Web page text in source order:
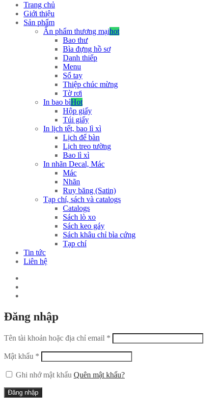
Trang chủ
Giới thiệu
Sản phẩm
Ấn phẩm thương mạihot
Bao thư
Bìa đựng hồ sơ
Danh thiếp
Menu
Sổ tay
Thiệp chúc mừng
Tờ rơi
In bao bìHot
Hộp giấy
Túi giấy
In lịch tết, bao lì xì
Lịch để bàn
Lịch treo tường
Bao lì xì
In nhãn Decal, Mác
Mác
Nhãn
Ruy băng (Satin)
Tạp chí, sách và catalogs
Catalogs
Sách lò xo
Sách keo gáy
Sách khâu chỉ bìa cứng
Tạp chí
Tin tức
Liên hệ
Đăng nhập
Tên tài khoản hoặc địa chỉ email *
Mật khẩu *
Ghi nhớ mật khẩu Quên mật khẩu?
Đăng nhập